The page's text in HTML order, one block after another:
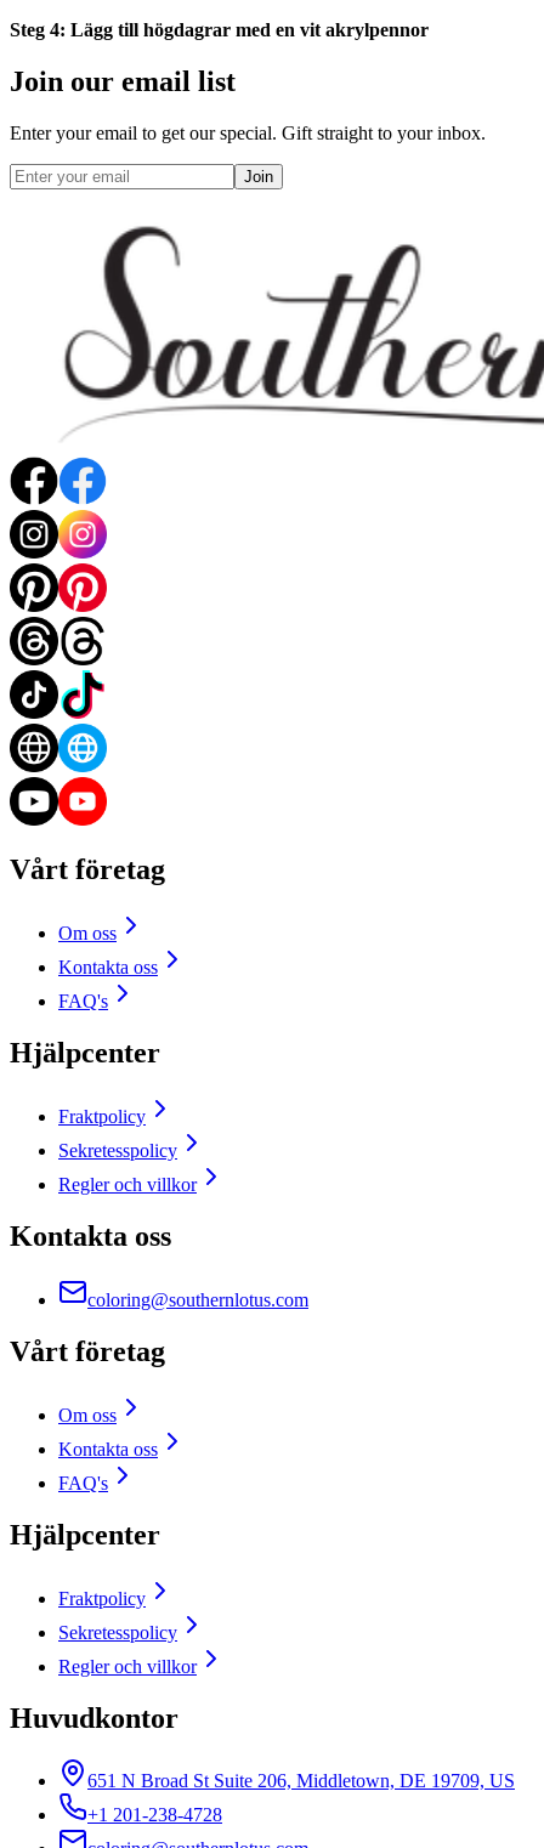
Steg 4: Lägg till högdagrar med en vit akrylpennor
Join our email list
Enter your email to get our special. Gift straight to your inbox.
Join
Vårt företag
Om oss
Kontakta oss
FAQ's
Hjälpcenter
Fraktpolicy
Sekretesspolicy
Regler och villkor
Kontakta oss
coloring@southernlotus.com
Vårt företag
Om oss
Kontakta oss
FAQ's
Hjälpcenter
Fraktpolicy
Sekretesspolicy
Regler och villkor
Huvudkontor
651 N Broad St Suite 206, Middletown, DE 19709, US
+1 201-238-4728